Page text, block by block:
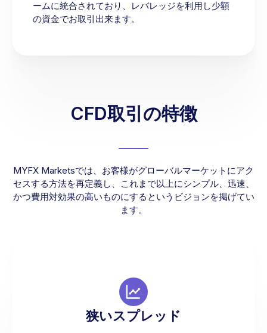
ームに統合されており、レバレッジを利用し少額
の資金でお取引出来ます。
CFD取引の特徴
MYFX Marketsでは、お客様がグローバルマーケットにアク
セスする方法を再定義し、これまで以上にシンプル、迅速、
かつ費用対効果の高いものにするというビジョンを掲げてい
ます。
狭いスプレッド
私たちの非常に狭いスプレッドは、わずかな価格
変動からでも利益を得るチャンスを提供します。